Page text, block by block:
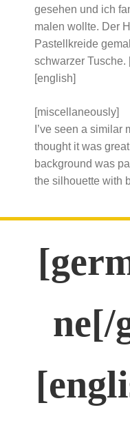
gesehen und ich
malen wollte. Der
Pastellkreide
schwarzer Tusche.
[english]
[miscellaneously]
I’ve seen a similar
thought it was
background was
the silhouette with
ne[/